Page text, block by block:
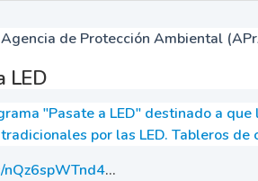
de Protección Ambiental
LED
"Pasate a LED" destinado a que
por las LED. Tableros
...